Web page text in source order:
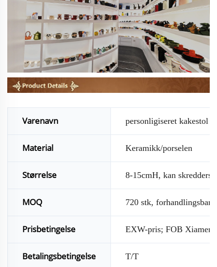
Varenavn personligiseret kakestol
Material Keramikk/porselen
Størrelse 8-15cmH, kan
MOQ 720 stk, forhandlingsbar
Prisbetingelse EXW-pris; FOB
Betalingsbetingelse T/T